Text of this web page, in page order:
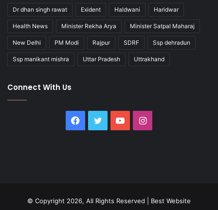
Dr dhan singh rawat Exident Haldwani Haridwar
Health News Minister Rekha Arya Minister Satpal Maharaj
New Delhi PM Modi Rajpur SDRF Ssp dehradun
Ssp manikant mishra Uttar Pradesh Uttrakhand
Connect With Us
Facebook
Twitter YouTubeInstagram
© Copyright 2026, All Rights Reserved | Best Website